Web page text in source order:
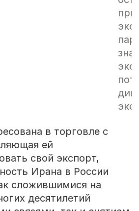
в торговле с
ей
свой экспорт,
Ирана в России
сложившимися на
десятилетий